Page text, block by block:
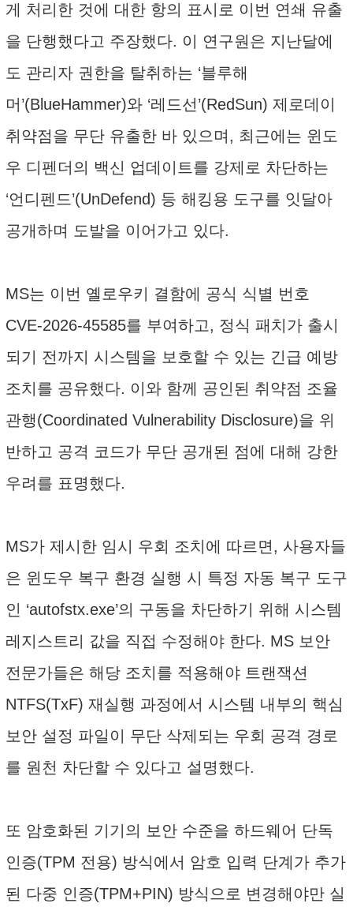
게 처리한 것에 대한 항의 표시로 이번 연쇄 유출
을 단행했다고 주장했다. 이 연구원은 지난달에
도 관리자 권한을 탈취하는 ‘블루해
머’(BlueHammer)와 ‘레드선’(RedSun) 제로데이
취약점을 무단 유출한 바 있으며, 최근에는 윈도
우 디펜더의 백신 업데이트를 강제로 차단하는
‘언디펜드’(UnDefend) 등 해킹용 도구를 잇달아
공개하며 도발을 이어가고 있다.
MS는 이번 옐로우키 결함에 공식 식별 번호
CVE-2026-45585를 부여하고, 정식 패치가 출시
되기 전까지 시스템을 보호할 수 있는 긴급 예방
조치를 공유했다. 이와 함께 공인된 취약점 조율
관행(Coordinated Vulnerability Disclosure)을 위
반하고 공격 코드가 무단 공개된 점에 대해 강한
우려를 표명했다.
MS가 제시한 임시 우회 조치에 따르면, 사용자들
은 윈도우 복구 환경 실행 시 특정 자동 복구 도구
인 ‘autofstx.exe’의 구동을 차단하기 위해 시스템
레지스트리 값을 직접 수정해야 한다. MS 보안
전문가들은 해당 조치를 적용해야 트랜잭션
NTFS(TxF) 재실행 과정에서 시스템 내부의 핵심
보안 설정 파일이 무단 삭제되는 우회 공격 경로
를 원천 차단할 수 있다고 설명했다.
또 암호화된 기기의 보안 수준을 하드웨어 단독
인증(TPM 전용) 방식에서 암호 입력 단계가 추가
된 다중 인증(TPM+PIN) 방식으로 변경해야만 실